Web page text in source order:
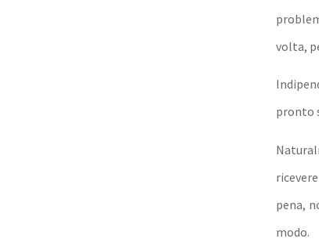
volta,
pronto
pena,
modo.